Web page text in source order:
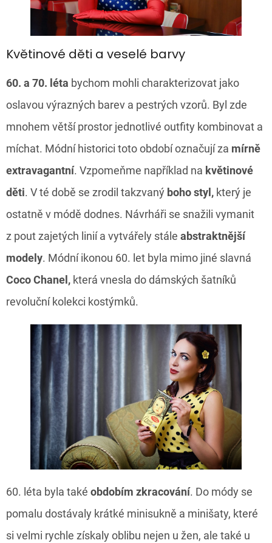
Květinové děti a veselé barvy
60. a 70. léta bychom mohli charakterizovat jako
oslavou výrazných barev a pestrých vzorů. Byl zde
mnohem větší prostor jednotlivé outfity kombinovat a
míchat. Módní historici toto období označují za mírně
extravagantní. Vzpomeňme například na květinové
děti. V té době se zrodil takzvaný boho styl, který je
ostatně v módě dodnes. Návrháři se snažili vymanit
z pout zajetých linií a vytvářely stále abstraktnější
modely. Módní ikonou 60. let byla mimo jiné slavná
Coco Chanel, která vnesla do dámských šatníků
revoluční kolekci kostýmků.
60. léta byla také obdobím zkracování. Do módy se
pomalu dostávaly krátké minisukně a minišaty, které
si velmi rychle získaly oblibu nejen u žen, ale také u